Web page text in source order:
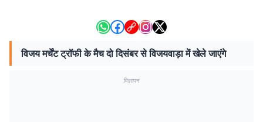
विजय मर्चेंट ट्रॉफी के मैच दो दिसंबर से विजयवाड़ा में खेले जाएंगे
विज्ञापन